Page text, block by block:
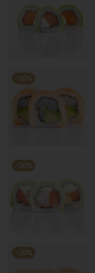
-20%
-20%
-20%